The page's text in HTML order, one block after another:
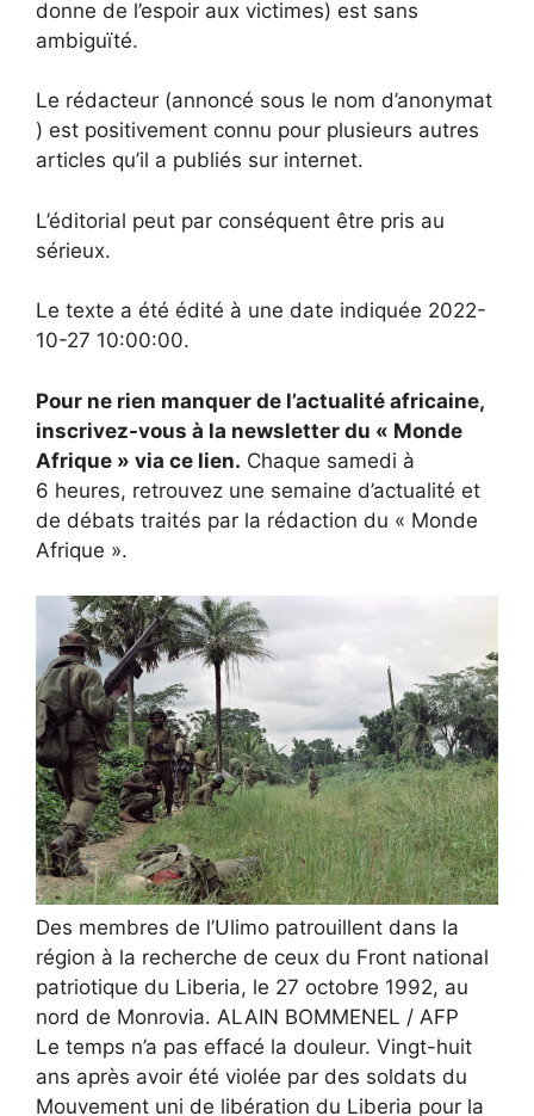
donne de l’espoir aux victimes) est sans
ambiguïté.
Le rédacteur (annoncé sous le nom d’anonymat
) est positivement connu pour plusieurs autres
articles qu’il a publiés sur internet.
L’éditorial peut par conséquent être pris au
sérieux.
Le texte a été édité à une date indiquée 2022-
10-27 10:00:00.
Pour ne rien manquer de l’actualité africaine,
inscrivez-vous à la newsletter du « Monde
Afrique » via ce lien. Chaque samedi à
6 heures, retrouvez une semaine d’actualité et
de débats traités par la rédaction du « Monde
Afrique ».
Des membres de l’Ulimo patrouillent dans la
région à la recherche de ceux du Front national
patriotique du Liberia, le 27 octobre 1992, au
nord de Monrovia. ALAIN BOMMENEL / AFP
Le temps n’a pas effacé la douleur. Vingt-huit
ans après avoir été violée par des soldats du
Mouvement uni de libération du Liberia pour la